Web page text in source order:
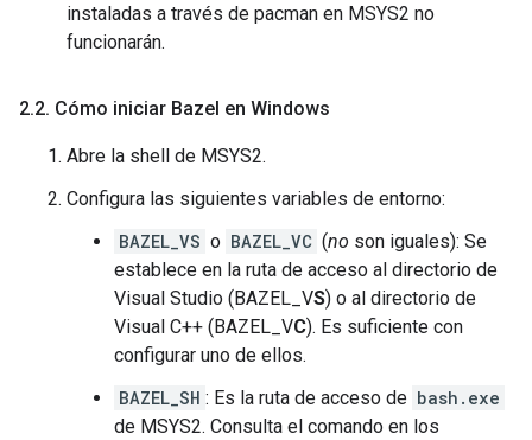
instaladas a través de pacman en MSYS2 no
funcionarán.
2.2. Cómo iniciar Bazel en Windows
Abre la shell de MSYS2.
Configura las siguientes variables de entorno:
BAZEL_VS o BAZEL_VC (no son iguales): Se
establece en la ruta de acceso al directorio de
Visual Studio (BAZEL_VS) o al directorio de
Visual C++ (BAZEL_VC). Es suficiente con
configurar uno de ellos.
BAZEL_SH : Es la ruta de acceso de bash.exe
de MSYS2. Consulta el comando en los